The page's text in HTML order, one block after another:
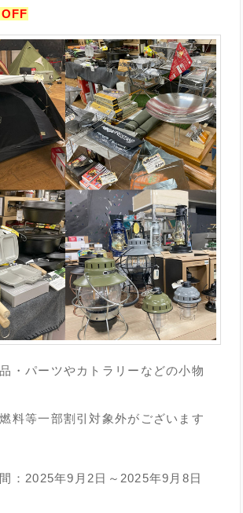
・パーツやカトラリーなどの小物
料等一部割引対象外がございます
：2025年9月2日～2025年9月8日